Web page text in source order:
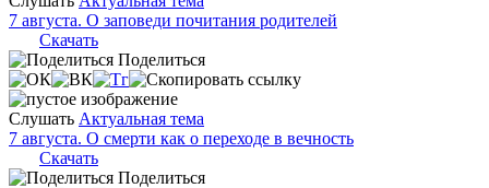
7 августа. О заповеди почитания родителей
Скачать
Поделиться
Слушать Актуальная тема
7 августа. О смерти как о переходе в вечность
Скачать
Поделиться